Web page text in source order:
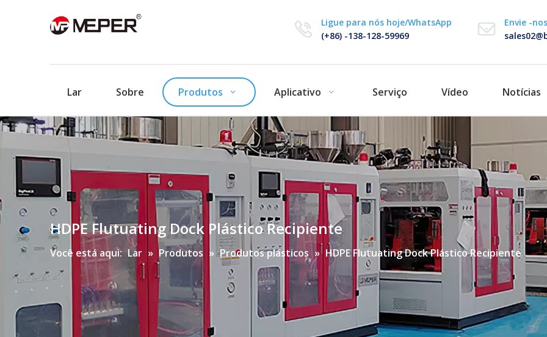
Ligue para nós hoje/WhatsApp
(+86) -138-128-59969
Envie -nos
Lar Sobre Produtos Aplicativo Serviço Vídeo Notícias
HDPE Flutuating Dock Plástico Recipiente
Você está aqui: Lar » Produtos » Produtos plásticos » HDPE Flutuating Dock Plástico Recipiente